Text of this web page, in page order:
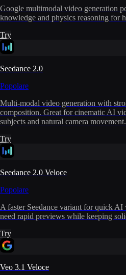
Google multimodal video generation
knowledge and physics reasoning for
Try
Seedance 2.0
Popolare
Multi-modal video generation with
composition. Great for cinematic AI
subjects and natural camera movement.
Try
Seedance 2.0 Veloce
Popolare
A faster Seedance variant for quick
need rapid previews while keeping
Try
Veo 3.1 Veloce